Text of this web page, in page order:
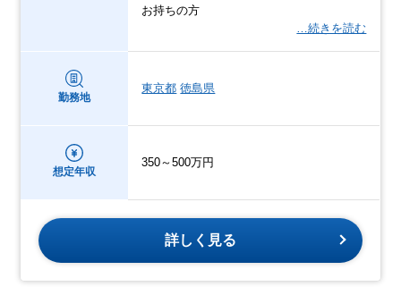
お持ちの方
…続きを読む
勤務地
東京都 徳島県
想定年収
350～500万円
詳しく見る